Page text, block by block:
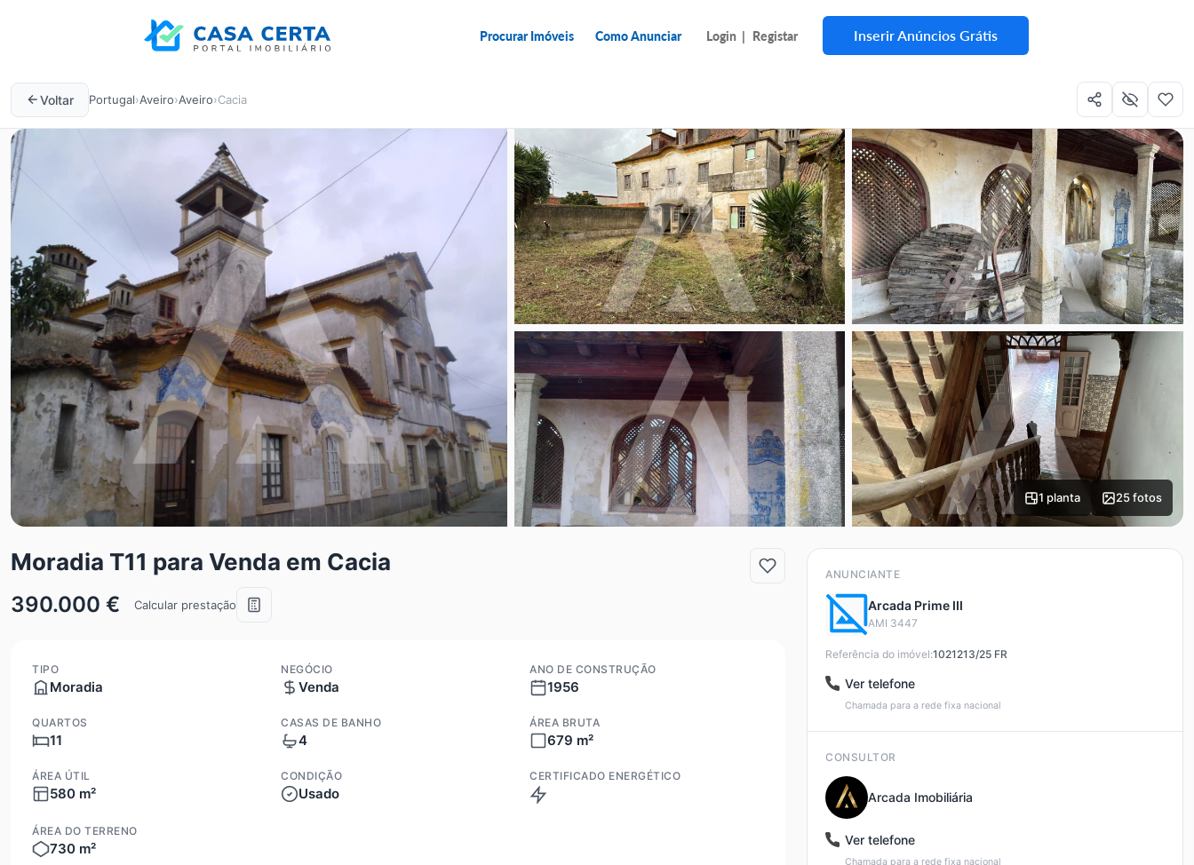
Procurar Imóveis Como Anunciar Login | Registar Inserir Anúncios Grátis
Voltar Portugal›Aveiro›Aveiro›Cacia
1 planta 25 fotos
Moradia T11 para Venda em Cacia
390.000 € Calcular prestação
TIPO
Moradia
NEGÓCIO
Venda
ANO DE CONSTRUÇÃO
1956
QUARTOS
11
CASAS DE BANHO
4
ÁREA BRUTA
679 m²
ÁREA ÚTIL
580 m²
CONDIÇÃO
Usado
CERTIFICADO ENERGÉTICO
ÁREA DO TERRENO
730 m²
ANUNCIANTE
Arcada Prime III
AMI 3447
Referência do imóvel:1021213/25 FR
Ver telefone
Chamada para a rede fixa nacional
CONSULTOR
Arcada Imobiliária
Ver telefone
Chamada para a rede fixa nacional